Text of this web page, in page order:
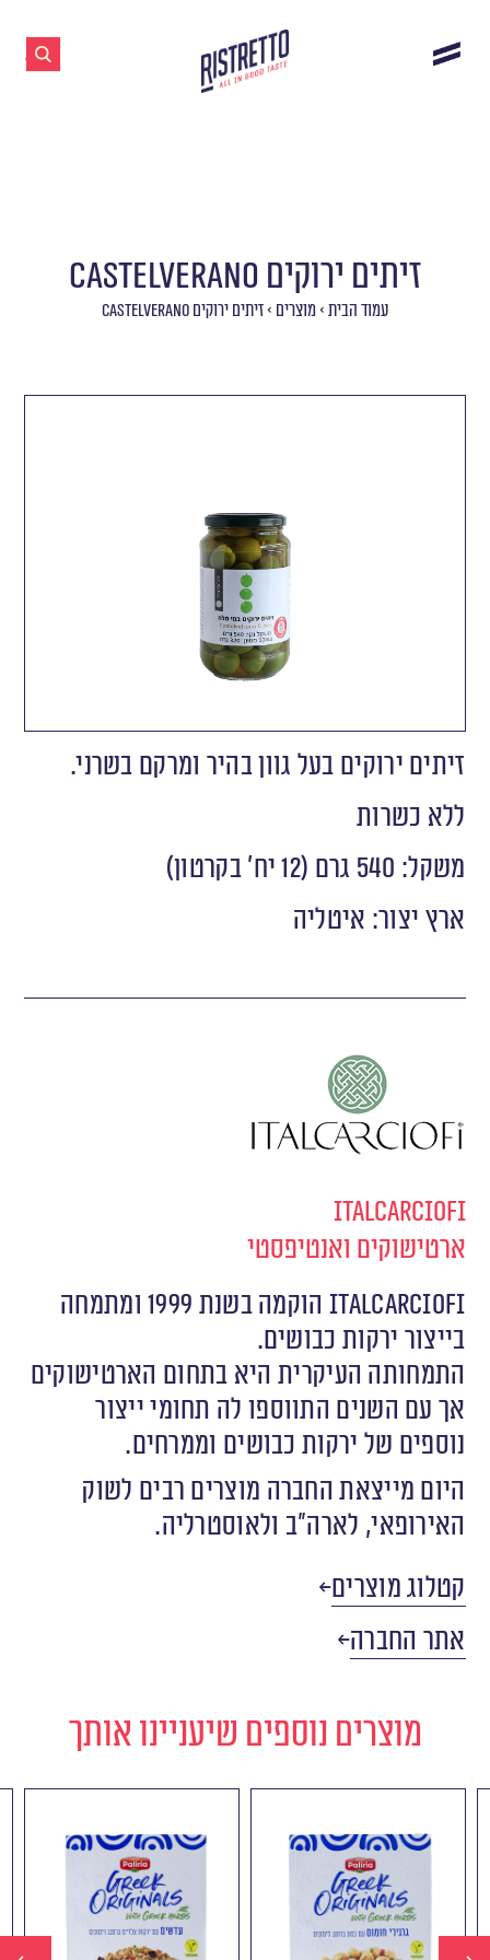
זיתים ירוקים CASTELVERANO
עמוד הבית >מוצרים >זיתים ירוקים CASTELVERANO
זיתים ירוקים בעל גוון בהיר ומרקם בשרני.
ללא כשרות
משקל: 540 גרם (12 יח׳ בקרטון)
ארץ יצור: איטליה
Italcarciofi
ארטישוקים ואנטיפסטי
Italcarciofi הוקמה בשנת 1999 ומתמחה
בייצור ירקות כבושים.
התמחותה העיקרית היא בתחום הארטישוקים
אך עם השנים התווספו לה תחומי ייצור
נוספים של ירקות כבושים וממרחים.
היום מייצאת החברה מוצרים רבים לשוק
האירופאי, לארה״ב ולאוסטרליה.
קטלוג מוצרים
אתר החברה
מוצרים נוספים שיעניינו אותך